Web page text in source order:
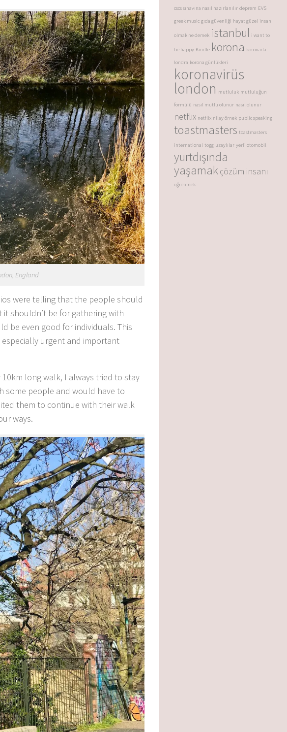
England
were telling that the people should
shouldn’t be for gathering with
be even good for individuals. This
urgent and important
long walk, I always tried to stay
some people and would have to
them to continue with their walk
ways.
cscs sınavına nasıl hazırlanılır deprem EVS
greek music gıda güvenliği hayat güzel insan
olmak ne demek istanbul i want to
be happy Kindle korona koronada
londra korona günlükleri
koronavirüs
london mutluluk mutluluğun
formülü nasıl mutlu olunur nasıl olunur
netflix netflix nilay örnek public speaking
toastmasters toastmasters
international togg uzaylılar yerli otomobil
yurtdışında
yaşamakçözüm insanı
öğrenmek